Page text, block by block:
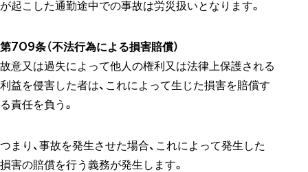
が起こした通勤途中での事故は労災扱いとなります。
第709条（不法行為による損害賠償）
故意又は過失によって他人の権利又は法律上保護される
利益を侵害した者は、これによって生じた損害を賠償す
る責任を負う。
つまり、事故を発生させた場合、これによって発生した
損害の賠償を行う義務が発生します。